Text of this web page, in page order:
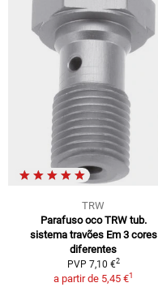
TRW
Parafuso oco TRW tub.
sistema travões Em 3 cores
diferentes
PVP 7,10 €2
a partir de 5,45 €1